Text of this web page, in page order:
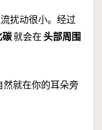
扰动很小。经过
碳就会在 头部周围
然就在你的耳朵旁